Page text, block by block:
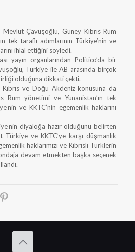
Mevlüt Çavuşoğlu, Güney Kıbrıs Rum
tek taraflı adımlarının Türkiye’nin ve
ihlal ettiğini söyledi.
yayın organlarından Politico’da bir
Türkiye ile AB arasında birçok
olduğuna dikkati çekti.
ve Doğu Akdeniz konusuna da
Rum yönetimi ve Yunanistan’ın tek
ve KKTC’nin egemenlik haklarını
diyaloğa hazır olduğunu belirten
Türkiye ve KKTC’ye karşı düşmanlık
haklarımızı ve Kıbrıslı Türklerin
devam etmekten başka seçenek